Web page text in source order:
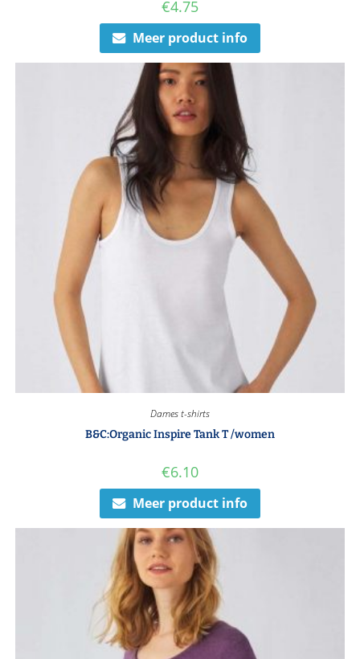
€4.75
Meer product info
Dames t-shirts
B&C:Organic Inspire Tank T /women
€6.10
Meer product info